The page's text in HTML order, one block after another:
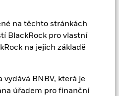
na těchto stránkách
BlackRock pro vlastní
na jejich základě
vydává BNBV, která je
úřadem pro finanční
pro dotazy týkající se
práva vyhrazena.
SOLUTIONS, iSHARES,
známky společnosti
dceřiných společností ve